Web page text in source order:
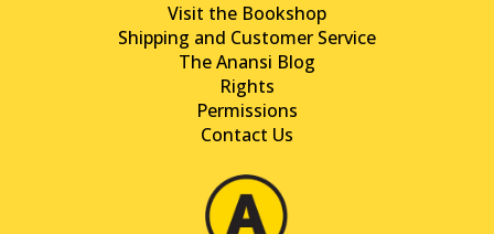
Visit the Bookshop
Shipping and Customer Service
The Anansi Blog
Rights
Permissions
Contact Us